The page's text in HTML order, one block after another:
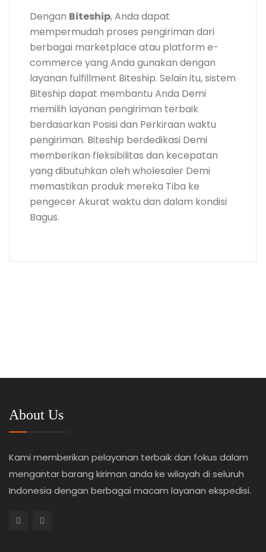
Dengan Biteship, Anda dapat
mempermudah proses pengiriman dari
berbagai marketplace atau platform e-
commerce yang Anda gunakan dengan
layanan fulfillment Biteship. Selain itu, sistem
Biteship dapat membantu Anda Demi
memilih layanan pengiriman terbaik
berdasarkan Posisi dan Perkiraan waktu
pengiriman. Biteship berdedikasi Demi
memberikan fleksibilitas dan kecepatan
yang dibutuhkan oleh wholesaler Demi
memastikan produk mereka Tiba ke
pengecer Akurat waktu dan dalam kondisi
Bagus.
About Us
Kami memberikan pelayanan terbaik dan fokus dalam
mengantar barang kiriman anda ke wilayah di seluruh
Indonesia dengan berbagai macam layanan ekspedisi.